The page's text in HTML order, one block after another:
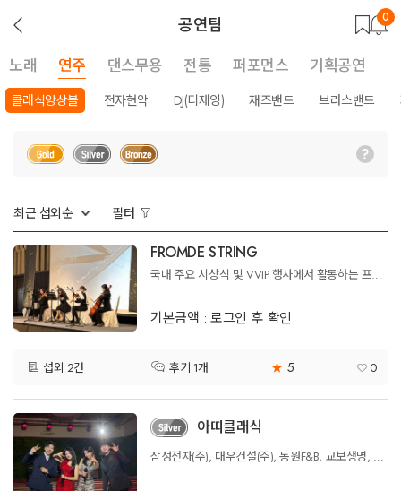
공연팀
뒤
로
기
0
노래 연주 댄스무용 전통 퍼포먼스 기획공연
클래식앙상블 전자현악 DJ(디제잉) 재즈밴드 브라스밴드
최근 섭외순 필터
FROMDE STRING
국내 주요 시상식 및 VVIP 행사에서 활동하는 프리미엄 퓨전 국악 앙상블
기본금액 : 로그인 후 확인
섭외 2건 후기 1개 ★ 5 0
아띠클래식
삼성전자(주), 대우건설(주), 동원F&B, 교보생명, 한국문화예술위원회(아르코), 청춘마이크가 5년 연속 선택한 전국에서 가장 핫한 혼성 팝페라 그룹 아띠클래식입니다!